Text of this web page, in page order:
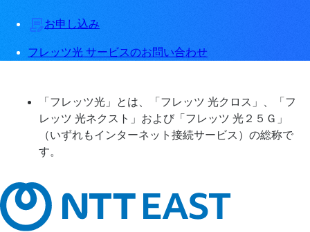
お申し込み
フレッツ光 サービスのお問い合わせ
「フレッツ光」とは、「フレッツ 光クロス」、「フ
レッツ 光ネクスト」および「フレッツ 光２５Ｇ」
（いずれもインターネット接続サービス）の総称で
す。